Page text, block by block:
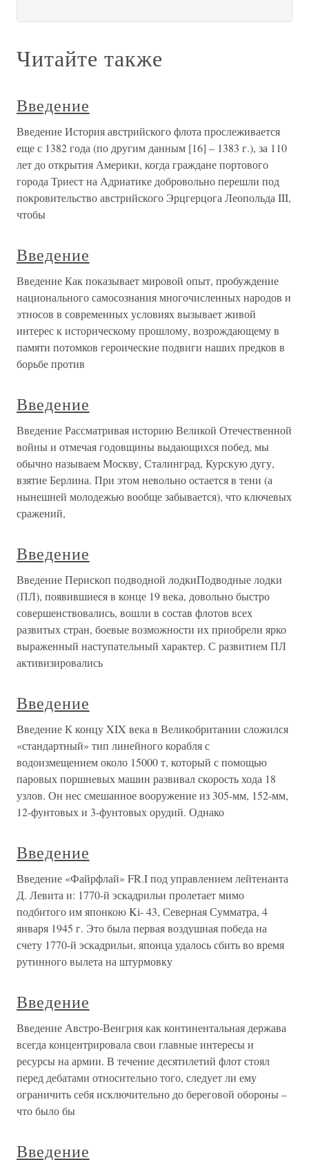
Читайте также
Введение
Введение История австрийского флота прослеживается
еще с 1382 года (по другим данным [16] – 1383 г.), за 110
лет до открытия Америки, когда граждане портового
города Триест на Адриатике добровольно перешли под
покровительство австрийского Эрцгерцога Леопольда III,
чтобы
Введение
Введение Как показывает мировой опыт, пробуждение
национального самосознания многочисленных народов и
этносов в современных условиях вызывает живой
интерес к историческому прошлому, возрождающему в
памяти потомков героические подвиги наших предков в
борьбе против
Введение
Введение Рассматривая историю Великой Отечественной
войны и отмечая годовщины выдающихся побед, мы
обычно называем Москву, Сталинград, Курскую дугу,
взятие Берлина. При этом невольно остается в тени (а
нынешней молодежью вообще забывается), что ключевых
сражений,
Введение
Введение Перископ подводной лодкиПодводные лодки
(ПЛ), появившиеся в конце 19 века, довольно быстро
совершенствовались, вошли в состав флотов всех
развитых стран, боевые возможности их приобрели ярко
выраженный наступательный характер. С развитием ПЛ
активизировались
Введение
Введение К концу XIX века в Великобритании сложился
«стандартный» тип линейного корабля с
водоизмещением около 15000 т, который с помощью
паровых поршневых машин развивал скорость хода 18
узлов. Он нес смешанное вооружение из 305-мм, 152-мм,
12-фунтовых и 3-фунтовых орудий. Однако
Введение
Введение «Файрфлай» FR.I под управлением лейтенанта
Д. Левита и: 1770-й эскадрильи пролетает мимо
подбитого им японкою Ki- 43, Северная Сумматра, 4
января 1945 г. Это была первая воздушная победа на
счету 1770-й эскадрильи, японца удалось сбить во время
рутинного вылета на штурмовку
Введение
Введение Австро-Венгрия как континентальная держава
всегда концентрировала свои главные интересы и
ресурсы на армии. В течение десятилетий флот стоял
перед дебатами относительно того, следует ли ему
ограничить себя исключительно до береговой обороны –
что было бы
Введение